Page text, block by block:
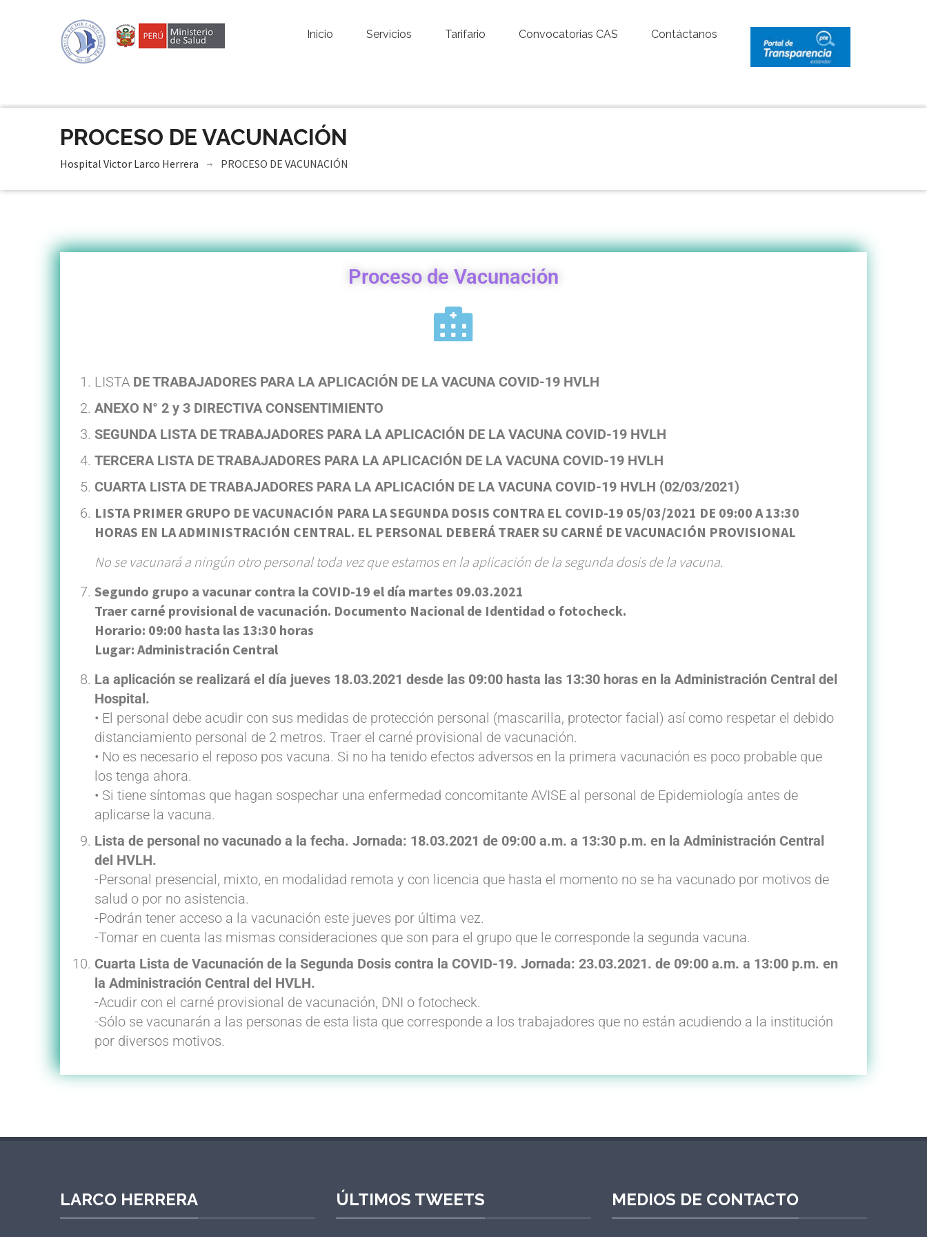
Inicio Servicios Tarifario Convocatorias CAS Contáctanos
PROCESO DE VACUNACIÓN
Hospital Victor Larco Herrera PROCESO DE VACUNACIÓN
Proceso de Vacunación
LISTA DE TRABAJADORES PARA LA APLICACIÓN DE LA VACUNA COVID-19 HVLH
ANEXO N° 2 y 3 DIRECTIVA CONSENTIMIENTO
SEGUNDA LISTA DE TRABAJADORES PARA LA APLICACIÓN DE LA VACUNA COVID-19 HVLH
TERCERA LISTA DE TRABAJADORES PARA LA APLICACIÓN DE LA VACUNA COVID-19 HVLH
CUARTA LISTA DE TRABAJADORES PARA LA APLICACIÓN DE LA VACUNA COVID-19 HVLH (02/03/2021)
LISTA PRIMER GRUPO DE VACUNACIÓN PARA LA SEGUNDA DOSIS CONTRA EL COVID-19 05/03/2021 DE 09:00 A 13:30
HORAS EN LA ADMINISTRACIÓN CENTRAL. EL PERSONAL DEBERÁ TRAER SU CARNÉ DE VACUNACIÓN PROVISIONAL
No se vacunará a ningún otro personal toda vez que estamos en la aplicación de la segunda dosis de la vacuna.
Segundo grupo a vacunar contra la COVID-19 el día martes 09.03.2021
Traer carné provisional de vacunación. Documento Nacional de Identidad o fotocheck.
Horario: 09:00 hasta las 13:30 horas
Lugar: Administración Central
La aplicación se realizará el día jueves 18.03.2021 desde las 09:00 hasta las 13:30 horas en la Administración Central del
Hospital.
• El personal debe acudir con sus medidas de protección personal (mascarilla, protector facial) así como respetar el debido
distanciamiento personal de 2 metros. Traer el carné provisional de vacunación.
• No es necesario el reposo pos vacuna. Si no ha tenido efectos adversos en la primera vacunación es poco probable que
los tenga ahora.
• Si tiene síntomas que hagan sospechar una enfermedad concomitante AVISE al personal de Epidemiología antes de
aplicarse la vacuna.
Lista de personal no vacunado a la fecha. Jornada: 18.03.2021 de 09:00 a.m. a 13:30 p.m. en la Administración Central
del HVLH.
-Personal presencial, mixto, en modalidad remota y con licencia que hasta el momento no se ha vacunado por motivos de
salud o por no asistencia.
-Podrán tener acceso a la vacunación este jueves por última vez.
-Tomar en cuenta las mismas consideraciones que son para el grupo que le corresponde la segunda vacuna.
Cuarta Lista de Vacunación de la Segunda Dosis contra la COVID-19. Jornada: 23.03.2021. de 09:00 a.m. a 13:00 p.m. en
la Administración Central del HVLH.
-Acudir con el carné provisional de vacunación, DNI o fotocheck.
-Sólo se vacunarán a las personas de esta lista que corresponde a los trabajadores que no están acudiendo a la institución
por diversos motivos.
LARCO HERRERA ÚLTIMOS TWEETS MEDIOS DE CONTACTO